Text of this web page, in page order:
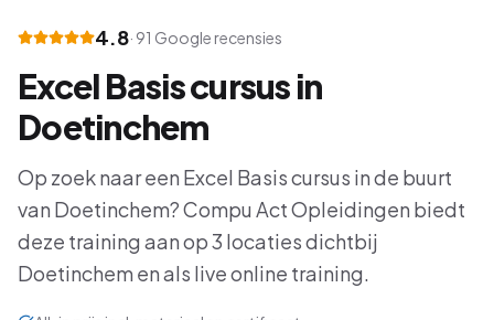
Excel
Excel Basis
Excel: Draaitabellen en Grafieken
Excel: Analyse en Rapportage
Word
Word Gevorderd Gevorderd
Word: Complexe Documenten
Outlook Alles-in-een Beginner
Outlook en Time Management
PowerPoint
PowerPoint Alles-in-een
Power BI
4.8· 91 Google recensies
Excel Basiscursus in
Doetinchem
Op zoek naar een Excel Basiscursus in de buurt
van Doetinchem? Compu Act Opleidingen biedt
deze training aan op3 locaties dichtbij
Doetinchem en als live online training.